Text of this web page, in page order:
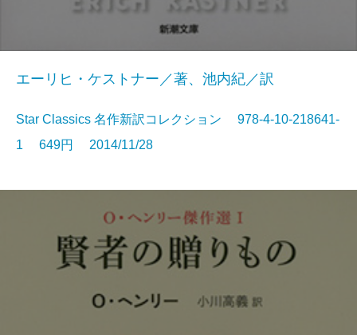
エーリヒ・ケストナー／著、池内紀／訳
Star Classics 名作新訳コレクション 978-4-10-218641-
1 649円 2014/11/28